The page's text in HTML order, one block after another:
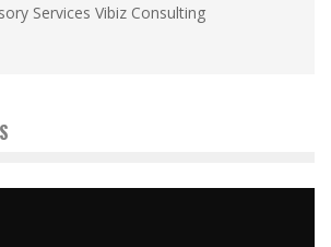
Services Vibiz Consulting